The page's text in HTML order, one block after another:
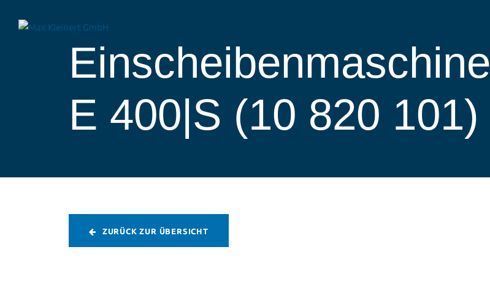
Einscheibenmaschine
E 400|S (10 820 101)
ZURÜCK ZUR ÜBERSICHT